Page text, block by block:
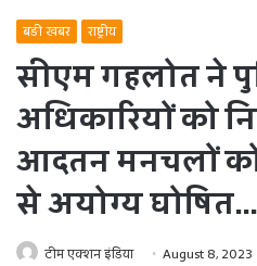
बड़ी खबर राष्ट्रीय
सीएम गहलोत ने
अधिकारियों को
आदतन मनचलों को
से अयोग्य घोषित…
टीम एक्शन इंडिया August 8, 2023